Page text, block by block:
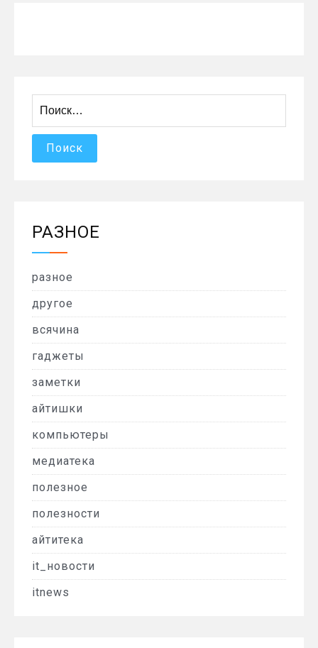
РАЗНОЕ
разное
другое
всячина
гаджеты
заметки
айтишки
компьютеры
медиатека
полезное
полезности
айтитека
it_новости
itnews